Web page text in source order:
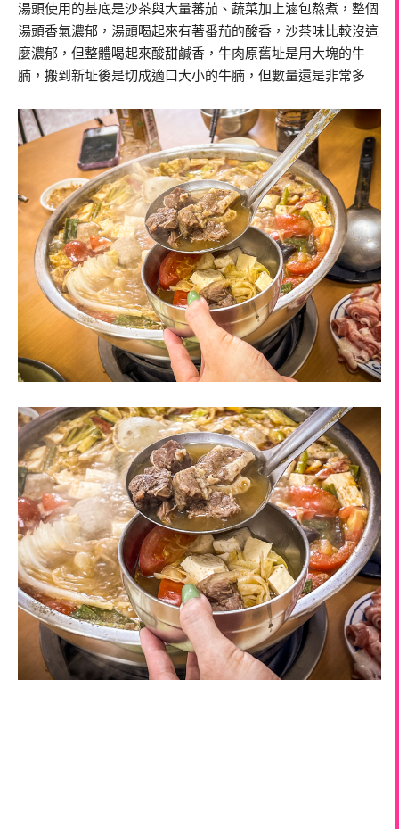
湯頭使用的基底是沙茶與大量蕃茄、蔬菜加上滷包熬煮，整個
湯頭香氣濃郁，湯頭喝起來有著番茄的酸香，沙茶味比較沒這
麼濃郁，但整體喝起來酸甜鹹香，牛肉原舊址是用大塊的牛
腩，搬到新址後是切成適口大小的牛腩，但數量還是非常多